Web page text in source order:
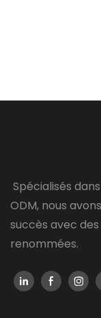
Spécialisés
ODM, nous
succès avec
renommées.